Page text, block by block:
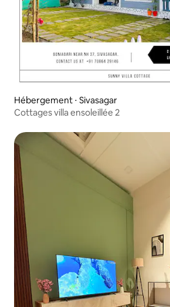
Hébergement ⋅ Sivasagar
Cottages villa ensoleillée 2